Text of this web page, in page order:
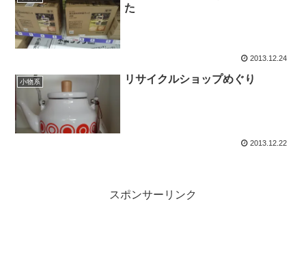
た
2013.12.24
小物系 リサイクルショップめぐり
2013.12.22
スポンサーリンク